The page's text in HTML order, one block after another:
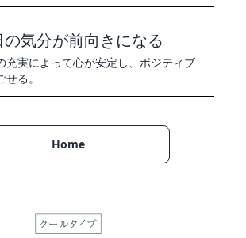
の気分が前向きになる
充実によって心が安定し、ポジティブ
せる。
Home